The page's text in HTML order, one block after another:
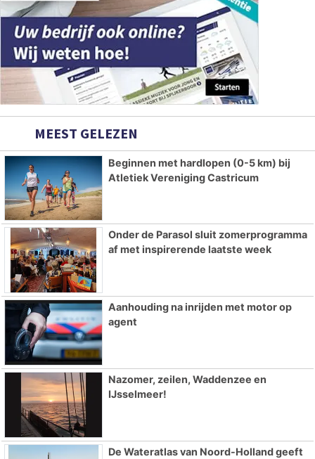
MEEST GELEZEN
Beginnen met hardlopen (0-5 km) bij
Atletiek Vereniging Castricum
Onder de Parasol sluit zomerprogramma
af met inspirerende laatste week
Aanhouding na inrijden met motor op
agent
Nazomer, zeilen, Waddenzee en
IJsselmeer!
De Wateratlas van Noord-Holland geeft